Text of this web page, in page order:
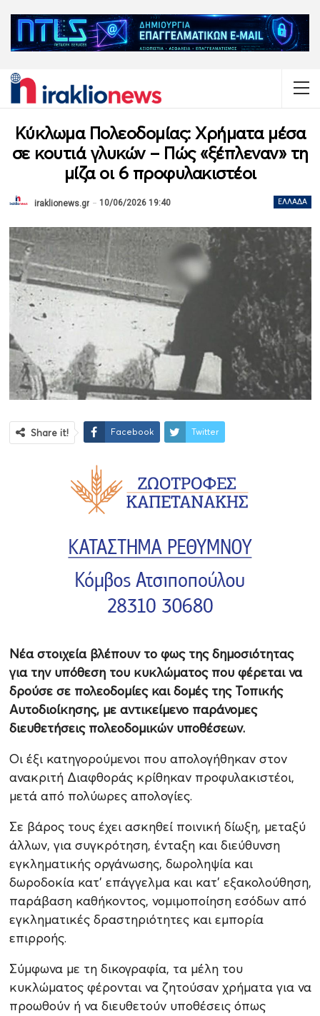
Κύκλωμα Πολεοδομίας: Χρήματα μέσα
σε κουτιά γλυκών – Πώς «ξέπλεναν» τη
μίζα οι 6 προφυλακιστέοι
ΕΛΛΆΔΑ
iraklionews.gr 10/06/2026 19:40
Share it! Facebook Twitter
Νέα στοιχεία βλέπουν το φως της δημοσιότητας
για την υπόθεση του κυκλώματος που φέρεται να
δρούσε σε πολεοδομίες και δομές της Τοπικής
Αυτοδιοίκησης, με αντικείμενο παράνομες
διευθετήσεις πολεοδομικών υποθέσεων.
Οι έξι κατηγορούμενοι που απολογήθηκαν στον
ανακριτή Διαφθοράς κρίθηκαν προφυλακιστέοι,
μετά από πολύωρες απολογίες.
Σε βάρος τους έχει ασκηθεί ποινική δίωξη, μεταξύ
άλλων, για συγκρότηση, ένταξη και διεύθυνση
εγκληματικής οργάνωσης, δωροληψία και
δωροδοκία κατ’ επάγγελμα και κατ’ εξακολούθηση,
παράβαση καθήκοντος, νομιμοποίηση εσόδων από
εγκληματικές δραστηριότητες και εμπορία
επιρροής.
Σύμφωνα με τη δικογραφία, τα μέλη του
κυκλώματος φέρονται να ζητούσαν χρήματα για να
προωθούν ή να διευθετούν υποθέσεις όπως